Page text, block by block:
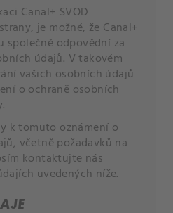
Canal+ SVOD
je možné, že Canal+
odpovědní za
údajů. V takovém
vašich osobních údajů
o ochraně osobních
k tomuto oznámení o
včetně požadavků na
kontaktujte nás
uvedených níže.